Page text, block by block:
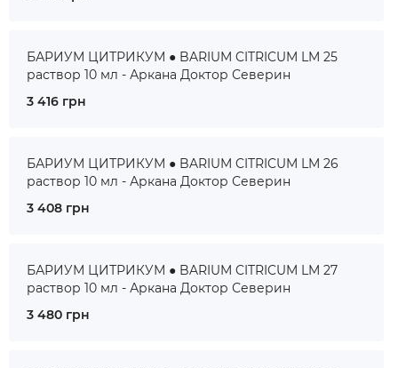
БАРИУМ ЦИТРИКУМ ● BARIUM CITRICUM LM 25
раствор 10 мл - Аркана Доктор Северин
3 416 грн
БАРИУМ ЦИТРИКУМ ● BARIUM CITRICUM LM 26
раствор 10 мл - Аркана Доктор Северин
3 408 грн
БАРИУМ ЦИТРИКУМ ● BARIUM CITRICUM LM 27
раствор 10 мл - Аркана Доктор Северин
3 480 грн